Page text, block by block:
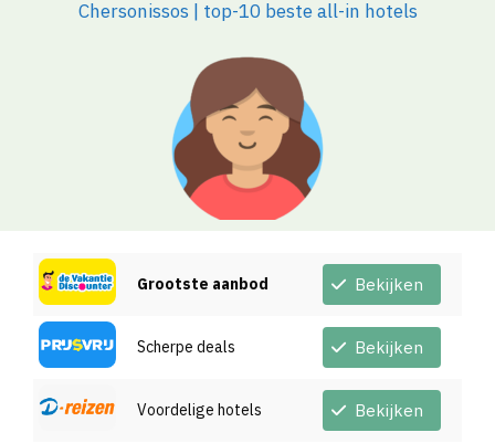
Chersonissos | top-10 beste all-in hotels
Grootste aanbod Bekijken
Scherpe deals Bekijken
Voordelige hotels Bekijken